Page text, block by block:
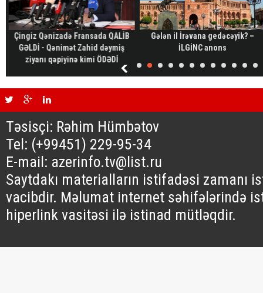
Çingiz Qənizadə Fransada QALİB
GƏLDİ - Qənimət Zahid dəymiş
ziyanı qəpiyinə kimi ÖDƏDİ
Gələn il İrəvana gedəcəyik? –
İLGİNC anons
Təsisçi: Rəhim Hümbətov
Tel: (+99451) 229-95-34
E-mail: azerinfo.tv@list.ru
Saytdakı materialların istifadəsi zamanı
vacibdir. Məlumat internet səhifələrində
hiperlink vasitəsi ilə istinad mütləqdir.